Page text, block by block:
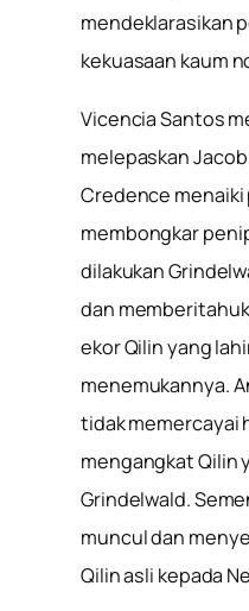
mendeklarasikan
kekuasaan kaum
Vicencia Santos
melepaskan
Credence
membongkar
dilakukan
dan
ekor Qilin yang
menemukannya.
tidak memercayai
mengangkat Qilin
Grindelwald.
muncul dan
Qilin asli kepada